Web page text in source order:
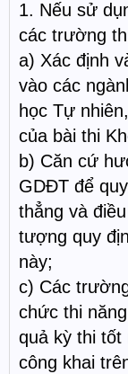
1. Nếu sử
các trường
a) Xác định
vào các
học Tự
của bài thi
b) Căn cứ
GDĐT để
thẳng và
tượng quy
này;
c) Các
chức thi
quả kỳ thi tốt
công khai